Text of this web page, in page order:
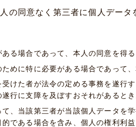
の同意なく第三者に個人データ
る場合であって、本人の同意を得
めに特に必要がある場合であって
けた者が法令の定める事務を遂行
行に支障を及ぼすおそれがあるとき
、当該第三者が当該個人データを
である場合を含み、個人の権利利